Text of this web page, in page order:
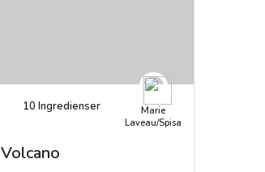
10 Ingredienser
Volcano
Marie
Laveau/Spisa